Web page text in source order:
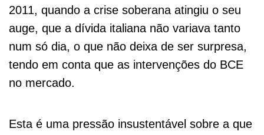
2011, quando a crise soberana atingiu o seu
auge, que a dívida italiana não variava tanto
num só dia, o que não deixa de ser surpresa,
tendo em conta que as intervenções do BCE
no mercado.
Esta é uma pressão insustentável sobre a que